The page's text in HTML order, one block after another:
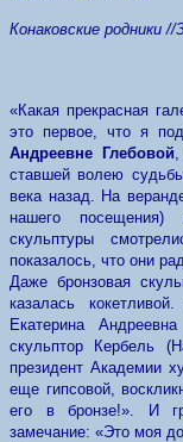
Конаковские родники
«Какая прекрасная
это первое, что я
Андреевне Глебовой,
ставшей волею
века назад. На
нашего посещения)
скульптуры
показалось, что они
Даже бронзовая
казалась
Екатерина
скульптор Кербель
президент Академии
еще гипсовой,
его в бронзе!». И
замечание: «Это моя